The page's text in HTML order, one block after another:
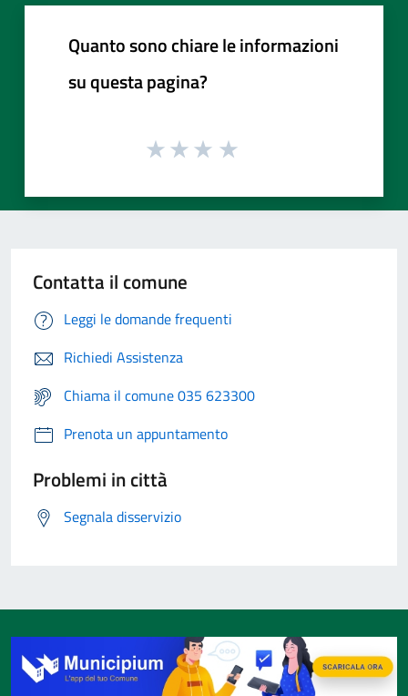
Quanto sono chiare le informazioni
su questa pagina?
Contatta il comune
Leggi le domande frequenti
Richiedi Assistenza
Chiama il comune 035 623300
Prenota un appuntamento
Problemi in città
Segnala disservizio